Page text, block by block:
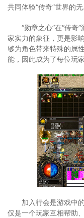
共同体验“传奇”世界的无
“勋章之心”在“传奇
家实力的象征，更是影
够为角色带来特殊的属
能，因此成为了每位玩
加入行会是游戏中
仅是一个玩家互相帮助